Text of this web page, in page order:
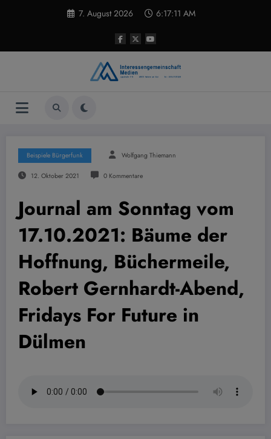
7. August 2026 6:17:12 AM
Beispiele Bürgerfunk Wolfgang Thiemann
12. Oktober 2021 0 Kommentare
Journal am Sonntag vom
17.10.2021: Bäume der
Hoffnung, Büchermeile,
Robert Gernhardt-Abend,
Fridays For Future in
Dülmen